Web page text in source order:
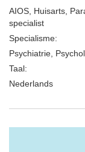
AIOS, Huisarts,
specialist
Specialisme:
Psychiatrie,
Taal:
Nederlands